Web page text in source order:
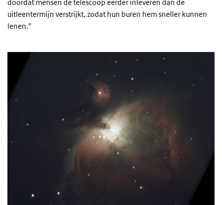
doordat mensen de telescoop eerder inleveren dan de
uitleentermijn verstrijkt, zodat hun buren hem sneller kunnen
lenen."